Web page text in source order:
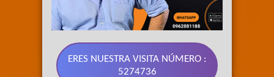
ERES NUESTRA VISITA NÚMERO :
5274736